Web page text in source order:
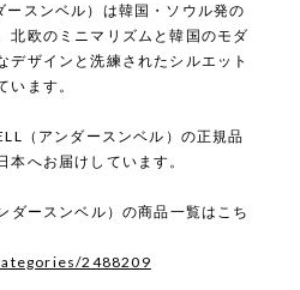
ースンベル）は韓国・ソウル発の
北欧のミニマリズムと韓国のモダ
デザインと洗練されたシルエット
います。
（アンダースンベル）の正規品
本へお届けしています。
ダースンベル）の商品一覧はこち
2488209